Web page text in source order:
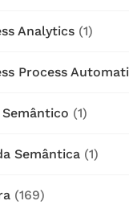
Analytics (1)
Process
Semântico (1)
Semântica (1)
(169)